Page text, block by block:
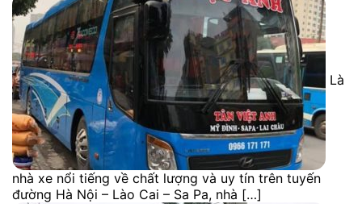
Là
nhà xe nổi tiếng về chất lượng và uy tín trên tuyến
đường Hà Nội – Lào Cai – Sa Pa, nhà […]